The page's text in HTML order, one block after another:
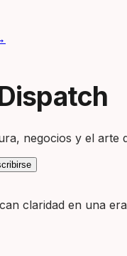
negocios y el arte
claridad en una